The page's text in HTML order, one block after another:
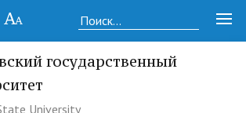
государственный
University